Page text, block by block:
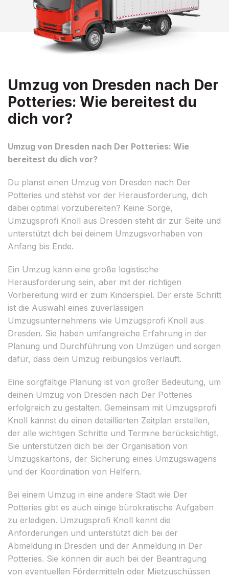
Umzug von Dresden nach Der
Potteries: Wie bereitest du
dich vor?
Umzug von Dresden nach Der Potteries: Wie
bereitest du dich vor?
Du planst einen Umzug von Dresden nach Der
Potteries und stehst vor der Herausforderung, dich
dabei optimal vorzubereiten? Keine Sorge,
Umzugsprofi Knoll aus Dresden steht dir zur Seite und
unterstützt dich bei deinem Umzugsvorhaben von
Anfang bis Ende.
Ein Umzug kann eine große logistische
Herausforderung sein, aber mit der richtigen
Vorbereitung wird er zum Kinderspiel. Der erste Schritt
ist die Auswahl eines zuverlässigen
Umzugsunternehmens wie Umzugsprofi Knoll aus
Dresden. Sie haben umfangreiche Erfahrung in der
Planung und Durchführung von Umzügen und sorgen
dafür, dass dein Umzug reibungslos verläuft.
Eine sorgfältige Planung ist von großer Bedeutung, um
deinen Umzug von Dresden nach Der Potteries
erfolgreich zu gestalten. Gemeinsam mit Umzugsprofi
Knoll kannst du einen detaillierten Zeitplan erstellen,
der alle wichtigen Schritte und Termine berücksichtigt.
Sie unterstützen dich bei der Organisation von
Umzugskartons, der Sicherung eines Umzugswagens
und der Koordination von Helfern.
Bei einem Umzug in eine andere Stadt wie Der
Potteries gibt es auch einige bürokratische Aufgaben
zu erledigen. Umzugsprofi Knoll kennt die
Anforderungen und unterstützt dich bei der
Abmeldung in Dresden und der Anmeldung in Der
Potteries. Sie können dir auch bei der Beantragung
von eventuellen Fördermitteln oder Mietzuschüssen